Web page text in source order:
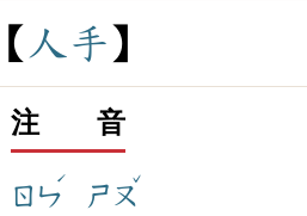
人 手
注 音
ㄖㄣ
ˊ
ㄕㄡ
ˇ